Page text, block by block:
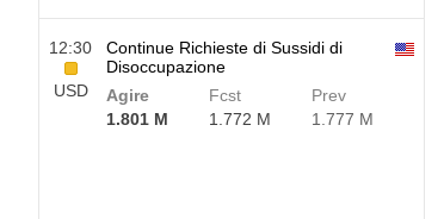
12:30
USD
Continue Richieste di Sussidi di
Disoccupazione
Agire
1.801 M
Fcst
1.772 M
Prev
1.777 M